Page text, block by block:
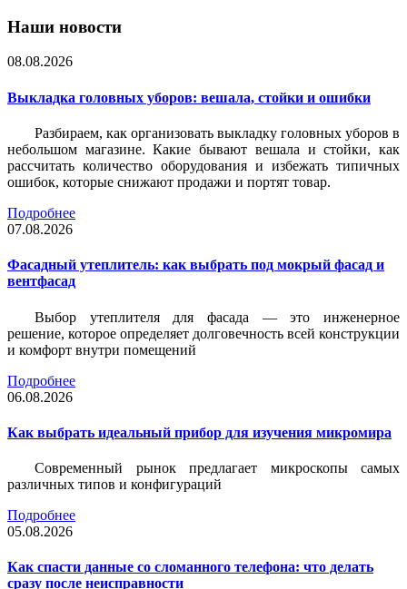
Наши новости
08.08.2026
Выкладка головных уборов: вешала, стойки и ошибки
Разбираем, как организовать выкладку головных уборов в
небольшом магазине. Какие бывают вешала и стойки, как
рассчитать количество оборудования и избежать типичных
ошибок, которые снижают продажи и портят товар.
Подробнее
07.08.2026
Фасадный утеплитель: как выбрать под мокрый фасад и
вентфасад
Выбор утеплителя для фасада — это инженерное
решение, которое определяет долговечность всей конструкции
и комфорт внутри помещений
Подробнее
06.08.2026
Как выбрать идеальный прибор для изучения микромира
Современный рынок предлагает микроскопы самых
различных типов и конфигураций
Подробнее
05.08.2026
Как спасти данные со сломанного телефона: что делать
сразу после неисправности